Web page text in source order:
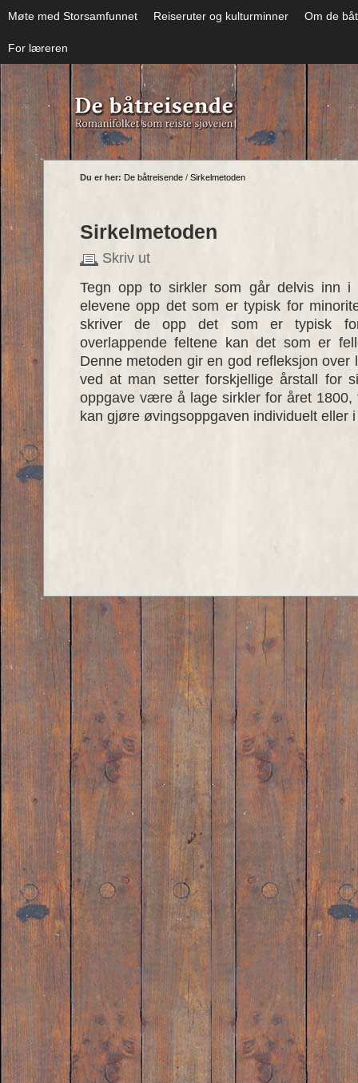
Møte med Storsamfunnet Reiseruter og kulturminner Om de
For læreren
Du er her: De båtreisende/ Sirkelmetoden
Sirkelmetoden
Skriv ut
Tegn opp to sirkler som går delvis inn i
elevene opp det som er typisk for
skriver de opp det som er typisk
overlappende feltene kan det som er
Denne metoden gir en god refleksjon
ved at man setter forskjellige årstall for
oppgave være å lage sirkler for året
kan gjøre øvingsoppgaven individuelt eller